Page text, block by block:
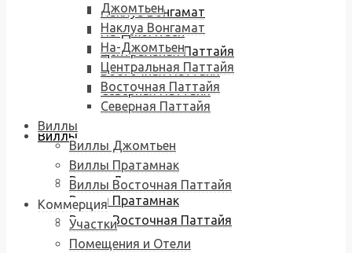
Наклуа Вонгамат
На-Джомтьен
Центральная Паттайя
Восточная Паттайя
Северная Паттайя
Виллы
Виллы Джомтьен
Виллы Пратамнак
Виллы Восточная Паттайя
Джомтьен
Наклуа Вонгамат
На-Джомтьен
Центральная Паттайя
Восточная Паттайя
Северная Паттайя
Виллы
Виллы Джомтьен
Виллы Пратамнак
Виллы Восточная Паттайя
Коммерция
Участки
Помещения и Отели